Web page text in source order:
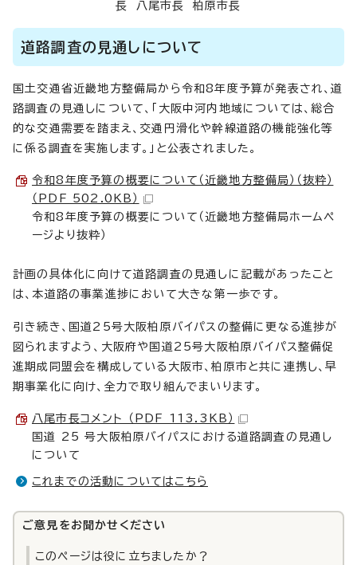
長 八尾市長 柏原市長
道路調査の見通しについて
国土交通省近畿地方整備局から令和8年度予算が発表され、道
路調査の見通しについて、「大阪中河内地域については、総合
的な交通需要を踏まえ、交通円滑化や幹線道路の機能強化等
に係る調査を実施します。」と公表されました。
令和8年度予算の概要について（近畿地方整備局）（抜粋）
（PDF 502.0KB）
令和8年度予算の概要について（近畿地方整備局ホームペ
ージより抜粋）
計画の具体化に向けて道路調査の見通しに記載があったこと
は、本道路の事業進捗において大きな第一歩です。
引き続き、国道25号大阪柏原バイパスの整備に更なる進捗が
図られますよう、大阪府や国道25号大阪柏原バイパス整備促
進期成同盟会を構成している大阪市、柏原市と共に連携し、早
期事業化に向け、全力で取り組んでまいります。
八尾市長コメント （PDF 113.3KB）
国道 25 号大阪柏原バイパスにおける道路調査の見通し
について
これまでの活動についてはこちら
ご意見をお聞かせください
このページは役に立ちましたか？